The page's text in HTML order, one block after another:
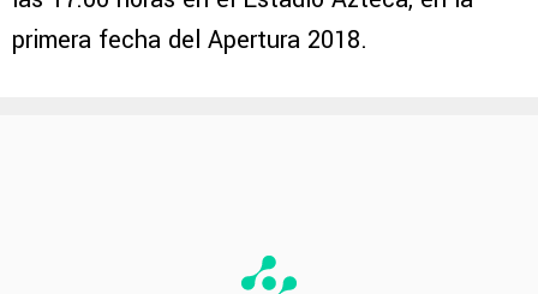
primera fecha del Apertura 2018.